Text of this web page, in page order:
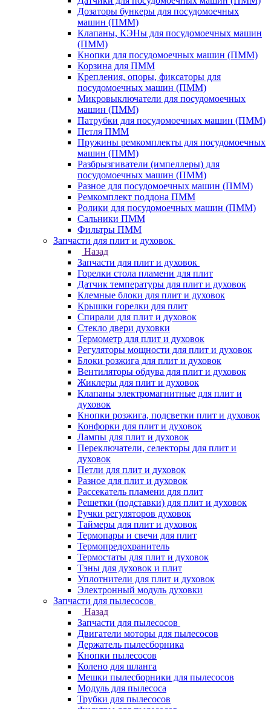
Дозаторы бункеры для посудомоечных
машин (ПММ)
Клапаны, КЭНы для посудомоечных машин
(ПММ)
Кнопки для посудомоечных машин (ПММ)
Корзина для ПММ
Крепления, опоры, фиксаторы для
посудомоечных машин (ПММ)
Микровыключатели для посудомоечных
машин (ПММ)
Патрубки для посудомоечных машин (ПММ)
Петля ПММ
Пружины ремкомплекты для посудомоечных
машин (ПММ)
Разбрызгиватели (импеллеры) для
посудомоечных машин (ПММ)
Разное для посудомоечных машин (ПММ)
Ремкомплект поддона ПММ
Ролики для посудомоечных машин (ПММ)
Сальники ПММ
Фильтры ПММ
Запчасти для плит и духовок
Назад
Запчасти для плит и духовок
Горелки стола пламени для плит
Датчик температуры для плит и духовок
Клемные блоки для плит и духовок
Крышки горелки для плит
Спирали для плит и духовок
Стекло двери духовки
Термометр для плит и духовок
Регуляторы мощности для плит и духовок
Блоки розжига для плит и духовок
Вентиляторы обдува для плит и духовок
Жиклеры для плит и духовок
Клапаны электромагнитные для плит и
духовок
Кнопки розжига, подсветки плит и духовок
Конфорки для плит и духовок
Лампы для плит и духовок
Переключатели, селекторы для плит и
духовок
Петли для плит и духовок
Разное для плит и духовок
Рассекатель пламени для плит
Решетки (подставки) для плит и духовок
Ручки регуляторов духовок
Таймеры для плит и духовок
Термопары и свечи для плит
Термопредохранитель
Термостаты для плит и духовок
Тэны для духовок и плит
Уплотнители для плит и духовок
Электронный модуль духовки
Запчасти для пылесосов
Назад
Запчасти для пылесосов
Двигатели моторы для пылесосов
Держатель пылесборника
Кнопки пылесосов
Колено для шланга
Мешки пылесборники для пылесосов
Модуль для пылесоса
Трубки для пылесосов